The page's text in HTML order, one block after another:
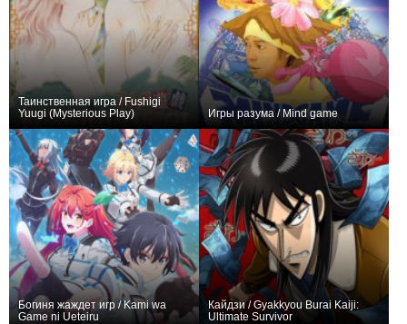
Таинственная игра / Fushigi
Yuugi (Mysterious Play)
Игры разума / Mind game
Богиня жаждет игр / Kami wa
Game ni Ueteiru
Кайдзи / Gyakkyou Burai Kaiji:
Ultimate Survivor